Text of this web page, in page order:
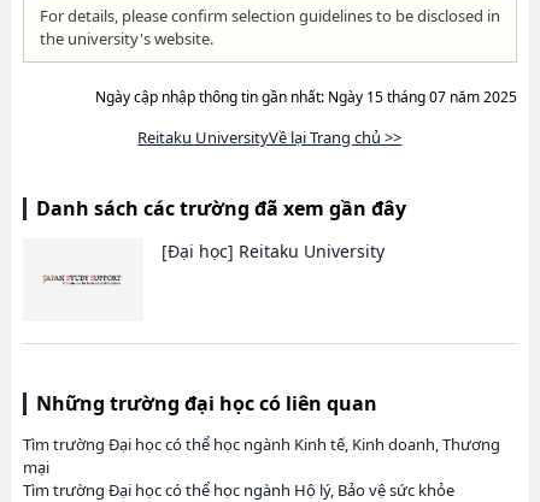
For details, please confirm selection guidelines to be disclosed in
the university's website.
Ngày cập nhập thông tin gần nhất: Ngày 15 tháng 07 năm 2025
Reitaku UniversityVề lại Trang chủ >>
Danh sách các trường đã xem gần đây
[Đại học] Reitaku University
Những trường đại học có liên quan
Tìm trường Đại học có thể học ngành Kinh tế, Kinh doanh, Thương
mại
Tìm trường Đại học có thể học ngành Hộ lý, Bảo vệ sức khỏe